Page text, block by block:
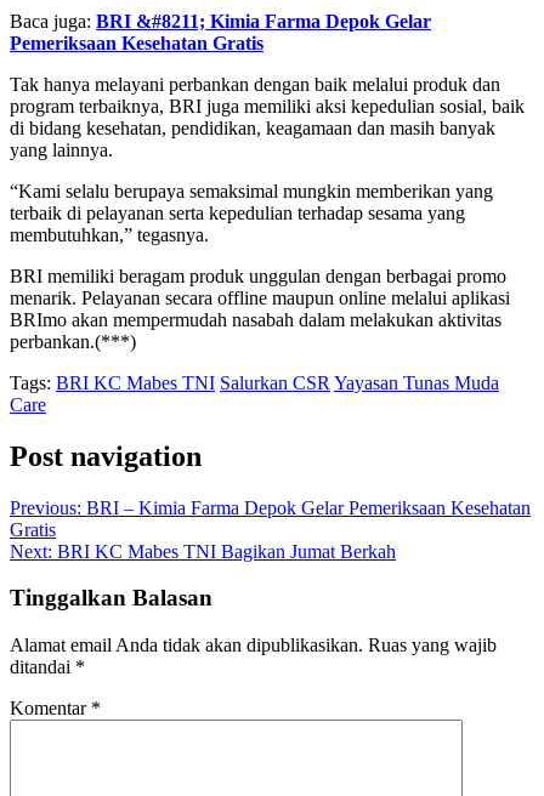
Baca juga: BRI &#8211; Kimia Farma Depok Gelar
Pemeriksaan Kesehatan Gratis
Tak hanya melayani perbankan dengan baik melalui produk dan
program terbaiknya, BRI juga memiliki aksi kepedulian sosial, baik
di bidang kesehatan, pendidikan, keagamaan dan masih banyak
yang lainnya.
“Kami selalu berupaya semaksimal mungkin memberikan yang
terbaik di pelayanan serta kepedulian terhadap sesama yang
membutuhkan,” tegasnya.
BRI memiliki beragam produk unggulan dengan berbagai promo
menarik. Pelayanan secara offline maupun online melalui aplikasi
BRImo akan mempermudah nasabah dalam melakukan aktivitas
perbankan.(***)
Tags: BRI KC Mabes TNI Salurkan CSR Yayasan Tunas Muda
Care
Post navigation
Previous: BRI – Kimia Farma Depok Gelar Pemeriksaan Kesehatan
Gratis
Next: BRI KC Mabes TNI Bagikan Jumat Berkah
Tinggalkan Balasan
Alamat email Anda tidak akan dipublikasikan. Ruas yang wajib
ditandai *
Komentar *